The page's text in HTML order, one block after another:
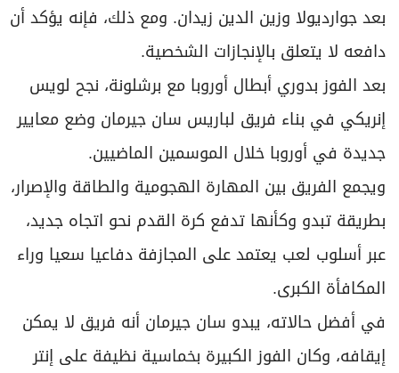
بعد جوارديولا وزين الدين زيدان. ومع ذلك، فإنه يؤكد أن
دافعه لا يتعلق بالإنجازات الشخصية.
بعد الفوز بدوري أبطال أوروبا مع برشلونة، نجح لويس
إنريكي في بناء فريق لباريس سان جيرمان وضع معايير
جديدة في أوروبا خلال الموسمين الماضيين.
ويجمع الفريق بين المهارة الهجومية والطاقة والإصرار،
بطريقة تبدو وكأنها تدفع كرة القدم نحو اتجاه جديد،
عبر أسلوب لعب يعتمد على المجازفة دفاعيا سعيا وراء
المكافأة الكبرى.
في أفضل حالاته، يبدو سان جيرمان أنه فريق لا يمكن
إيقافه، وكان الفوز الكبيرة بخماسية نظيفة على إنتر